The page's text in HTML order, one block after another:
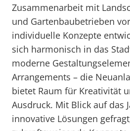
Zusammenarbeit mit
und Gartenbaubetrieben
individuelle Konzepte
sich harmonisch in das
moderne
Arrangements – die
bietet Raum für Kreativität
Ausdruck. Mit Blick auf das
innovative Lösungen